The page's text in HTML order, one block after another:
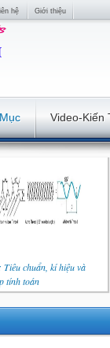
hệ Giới thiệu
Video-Kiến
Tiêu chuẩn, kí hiệu và
tính toán